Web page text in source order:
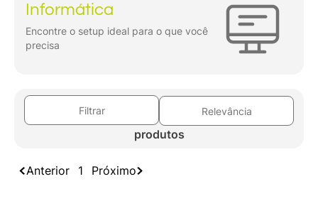
Informática
Encontre o setup ideal para o que você
precisa
Filtrar Relevância
produtos
Anterior 1 Próximo